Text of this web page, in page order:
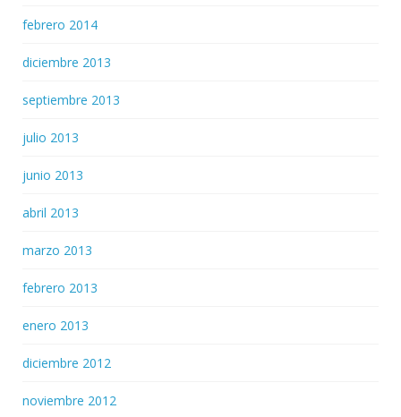
febrero 2014
diciembre 2013
septiembre 2013
julio 2013
junio 2013
abril 2013
marzo 2013
febrero 2013
enero 2013
diciembre 2012
noviembre 2012